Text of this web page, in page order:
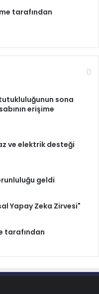
tarafından
sona
erişime
ve elektrik desteği
geldi
Yapay Zeka Zirvesi"
tarafından